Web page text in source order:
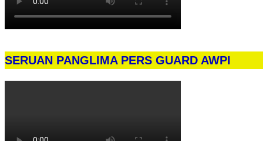
SERUAN PANGLIMA PERS GUARD AWPI